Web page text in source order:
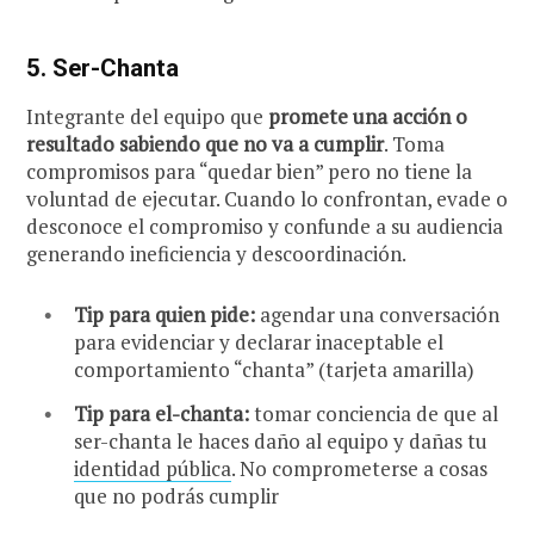
5. Ser-Chanta
Integrante del equipo que promete una acción o
resultado sabiendo que no va a cumplir. Toma
compromisos para “quedar bien” pero no tiene la
voluntad de ejecutar. Cuando lo confrontan, evade o
desconoce el compromiso y confunde a su audiencia
generando ineficiencia y descoordinación.
Tip para quien pide: agendar una conversación
para evidenciar y declarar inaceptable el
comportamiento “chanta” (tarjeta amarilla)
Tip para el-chanta:tomar conciencia de que al
ser-chanta le haces daño al equipo y dañas tu
identidad pública. No comprometerse a cosas
que no podrás cumplir